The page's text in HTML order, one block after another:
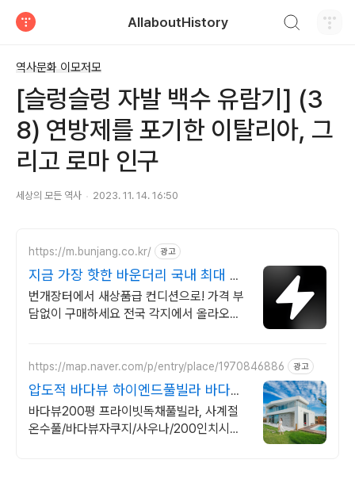
AllaboutHistory
역사문화 이모저모
[슬렁슬렁 자발 백수 유람기] (3
8) 연방제를 포기한 이탈리아, 그
리고 로마 인구
세상의 모든 역사 2023. 11. 14. 16:50
https://m.bunjang.co.kr/ 광고
지금 가장 핫한 바운더리 국내 최대 브
랜드 중고거래
번개장터에서 새상품급 컨디션으로! 가격 부
담없이 구매하세요 전국 각지에서 올라오는
https://map.naver.com/p/entry/place/1970846886 광고
압도적 바다뷰 하이엔드풀빌라 바다뷰
자쿠지 상시 무료
바다뷰200평 프라이빗독채풀빌라, 사계절
온수풀/바다뷰자쿠지/사우나/200인치시네